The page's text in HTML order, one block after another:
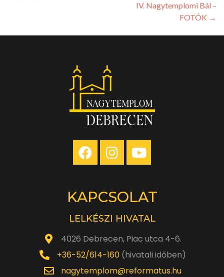
IV. Nagytemplomi Bál –
FOTÓK →
KAPCSOLAT
LELKÉSZI HIVATAL
4026 Debrecen, Piac utca 4-6.
+36-52/614-160(hivatali időben)
nagytemplom@reformatus.hu